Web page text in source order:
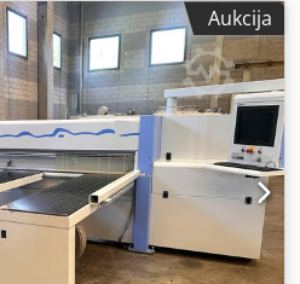
у оси З) 70 м / мин
за 90 ° Аутоматско
скенера) исечених плоча
минималне димензије мм 800
Мин мм 2600 к мм 800 / Мак
постоља: мм 1000 [...]
Aukcija